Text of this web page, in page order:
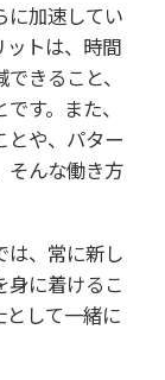
に加速してい
ットは、時間
きること、
す。また、
とや、パター
そんな働き方
は、常に新し
身に着けるこ
として一緒に